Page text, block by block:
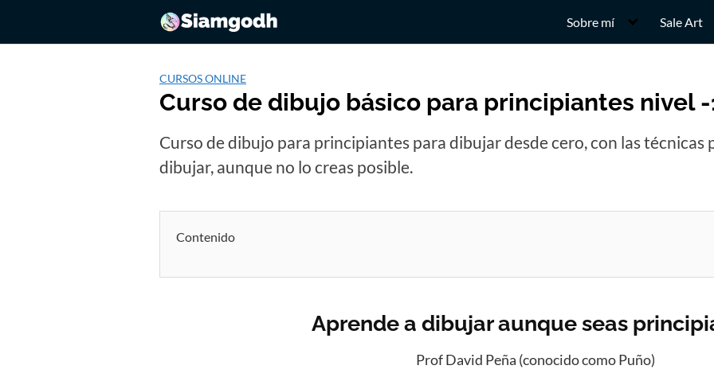
contenido
Sobre mí Sale Art
CURSOS ONLINE
Curso de dibujo básico para principiantes nivel -
Curso de dibujo para principiantes para dibujar desde cero, con las técnicas
dibujar, aunque no lo creas posible.
Contenido
Aprende a dibujar aunque seas
Prof David Peña (conocido como Puño)